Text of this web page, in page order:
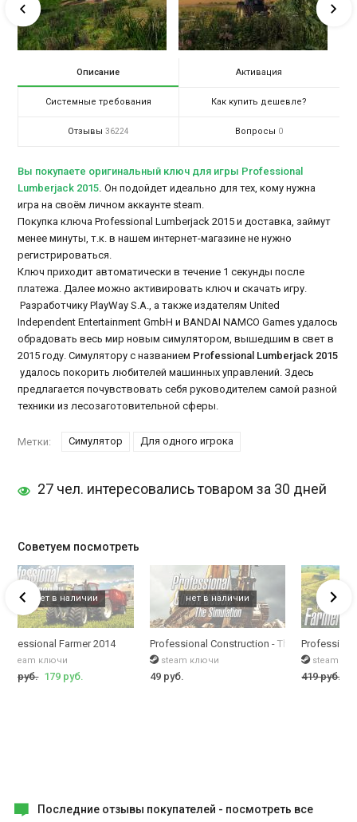
Описание Активация
Системные требования Как купить дешевле?
Отзывы 36224 Вопросы 0
Вы покупаете оригинальный ключ для игры Professional
Lumberjack 2015. Он подойдет идеально для тех, кому нужна
игра на своём личном аккаунте steam.
Покупка ключа Professional Lumberjack 2015 и доставка, займут
менее минуты, т.к. в нашем интернет-магазине не нужно
регистрироваться.
Ключ приходит автоматически в течение 1 секунды после
платежа. Далее можно активировать ключ и скачать игру.
Разработчику PlayWay S.A., а также издателям United
Independent Entertainment GmbH и BANDAI NAMCO Games удалось
обрадовать весь мир новым симулятором, вышедшим в свет в
2015 году. Симулятору с названием Professional Lumberjack 2015
удалось покорить любителей машинных управлений. Здесь
предлагается почувствовать себя руководителем самой разной
техники из лесозаготовительной сферы.
Метки: Симулятор Для одного игрока
27 чел. интересовались товаром за 30 дней
Советуем посмотреть
Farmer 2014
steam ключи
руб. 179 руб.
Professional Construction - The Simulation
steam ключи
49 руб.
steam
419 руб.
Последние отзывы покупателей - посмотреть все